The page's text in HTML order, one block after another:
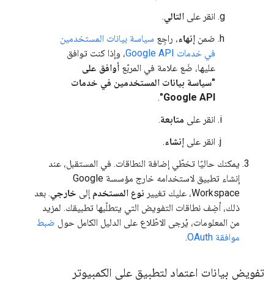
انقر على التالي.
ضمن إنهاء، راجِع سياسة بيانات المستخدمين
في خدمات Google API
، وإذا كنت توافق
عليها، ضَع علامة في المربّع أوافق على
"سياسة بيانات المستخدمين في خدمات
Google API"
.
انقر على متابعة.
انقر على إنشاء.
يمكنك حاليًا تخطّي إضافة النطاقات. في المستقبل، عند
إنشاء تطبيق لاستخدامه خارج مؤسسة Google
Workspace، عليك تغيير
نوع المستخدم إلى خارجي. بعد
ذلك، أضِف نطاقات التفويض التي يتطلّبها تطبيقك. لمزيد
من المعلومات، يُرجى الاطّلاع على الدليل الكامل حول ضبط
موافقة OAuth
.
تفويض بيانات اعتماد لتطبيق على الكمبيوتر